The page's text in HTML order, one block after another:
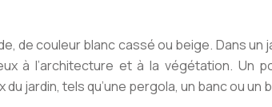
de couleur blanc cassé ou beige. Dans un
à l’architecture et à la végétation. Un
jardin, tels qu’une pergola, un banc ou un